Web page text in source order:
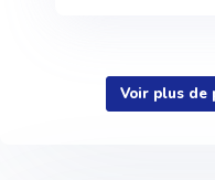
Voir plus de